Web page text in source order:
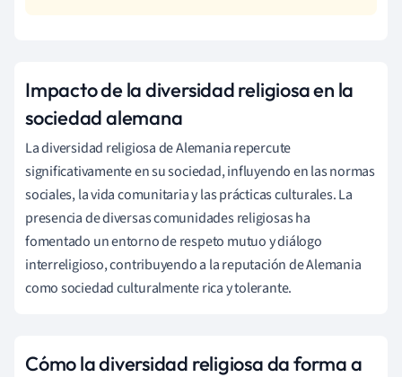
Impacto de la diversidad religiosa en la
sociedad alemana
La diversidad religiosa de Alemania repercute
significativamente en su sociedad, influyendo en las normas
sociales, la vida comunitaria y las prácticas culturales. La
presencia de diversas comunidades religiosas ha
fomentado un entorno de respeto mutuo y diálogo
interreligioso, contribuyendo a la reputación de Alemania
como sociedad culturalmente rica y tolerante.
Cómo la diversidad religiosa da forma a